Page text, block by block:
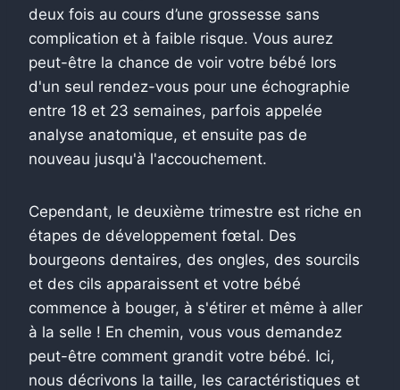
deux fois au cours d’une grossesse sans
complication et à faible risque. Vous aurez
peut-être la chance de voir votre bébé lors
d'un seul rendez-vous pour une échographie
entre 18 et 23 semaines, parfois appelée
analyse anatomique, et ensuite pas de
nouveau jusqu'à l'accouchement.
Cependant, le deuxième trimestre est riche en
étapes de développement fœtal. Des
bourgeons dentaires, des ongles, des sourcils
et des cils apparaissent et votre bébé
commence à bouger, à s'étirer et même à aller
à la selle ! En chemin, vous vous demandez
peut-être comment grandit votre bébé. Ici,
nous décrivons la taille, les caractéristiques et